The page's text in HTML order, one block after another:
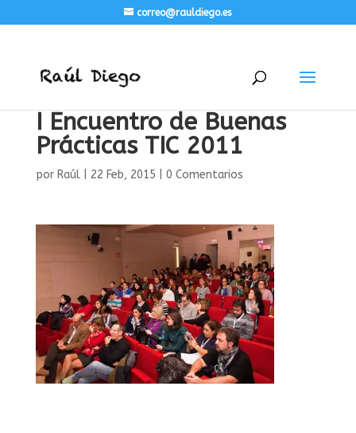
correo@rauldiego.es
I Encuentro de Buenas
Prácticas TIC 2011
por Raúl| 22 Feb, 2015 0 Comentarios